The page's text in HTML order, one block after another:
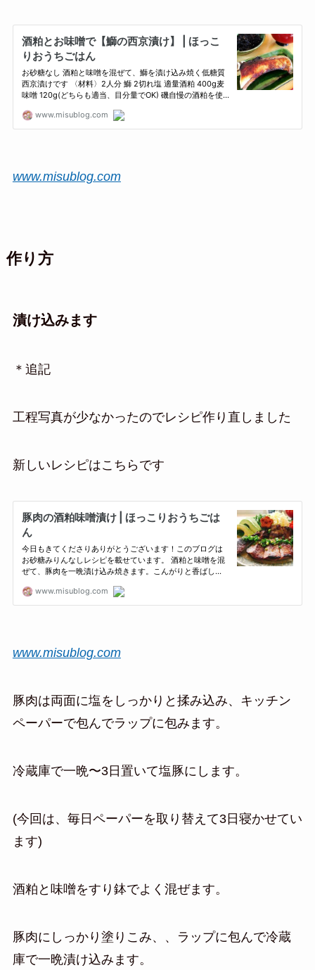
www.misublog.com
作り方
漬け込みます
＊追記
工程写真が少なかったのでレシピ作り直しました
新しいレシピはこちらです
www.misublog.com
豚肉は両面に塩をしっかりと揉み込み、キッチン
ペーパーで包んでラップに包みます。
冷蔵庫で一晩〜3日置いて塩豚にします。
(今回は、毎日ペーパーを取り替えて3日寝かせてい
ます)
酒粕と味噌をすり鉢でよく混ぜます。
豚肉にしっかり塗りこみ、、ラップに包んで冷蔵
庫で一晩漬け込みます。